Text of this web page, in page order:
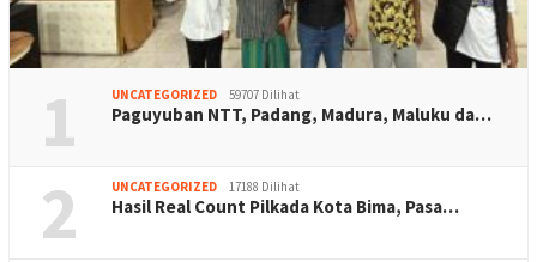
1 UNCATEGORIZED 59707 Dilihat
Paguyuban NTT, Padang, Madura, Maluku da…
2 UNCATEGORIZED 17188 Dilihat
Hasil Real Count Pilkada Kota Bima, Pasa…